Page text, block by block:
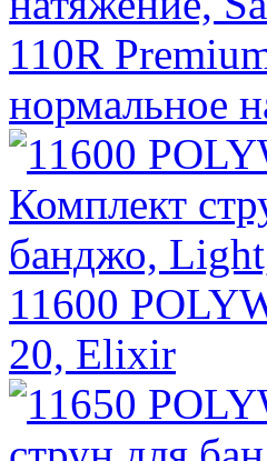
110R
нормальное
11600
20, Elixir